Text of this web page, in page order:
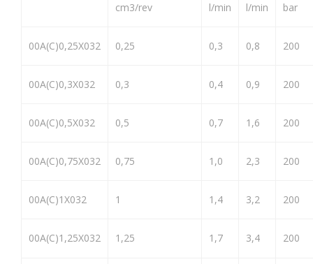
cm3/rev l/min l/min bar
00A(C)0,25X032 0,25 0,3 0,8 200
00A(C)0,3X032 0,3 0,4 0,9 200
00A(C)0,5X032 0,5 0,7 1,6 200
00A(C)0,75X032 0,75 1,0 2,3 200
00A(C)1X032 1 1,4 3,2 200
00A(C)1,25X032 1,25 1,7 3,4 200